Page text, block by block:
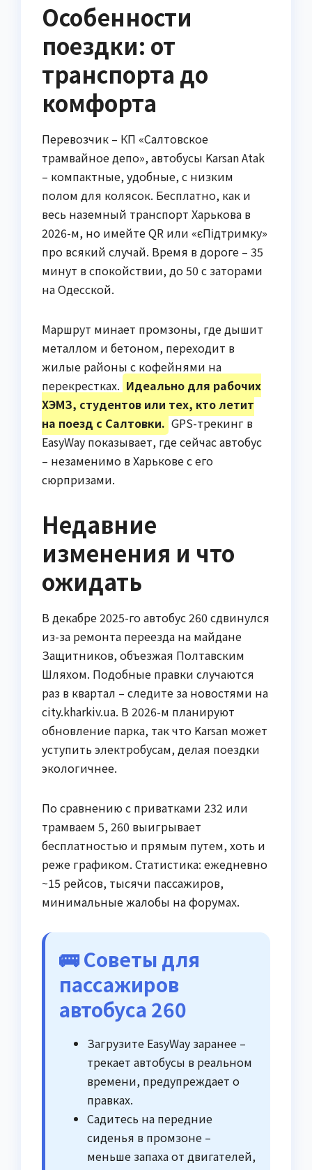
Особенности
поездки: от
транспорта до
комфорта
Перевозчик – КП «Салтовское
трамвайное депо», автобусы Karsan Atak
– компактные, удобные, с низким
полом для колясок. Бесплатно, как и
весь наземный транспорт Харькова в
2026-м, но имейте QR или «єПідтримку»
про всякий случай. Время в дороге – 35
минут в спокойствии, до 50 с заторами
на Одесской.
Маршрут минает промзоны, где дышит
металлом и бетоном, переходит в
жилые районы с кофейнями на
перекрестках. Идеально для рабочих
ХЭМЗ, студентов или тех, кто летит
на поезд с Салтовки. GPS-трекинг в
EasyWay показывает, где сейчас автобус
– незаменимо в Харькове с его
сюрпризами.
Недавние
изменения и что
ожидать
В декабре 2025-го автобус 260 сдвинулся
из-за ремонта переезда на майдане
Защитников, объезжая Полтавским
Шляхом. Подобные правки случаются
раз в квартал – следите за новостями на
city.kharkiv.ua. В 2026-м планируют
обновление парка, так что Karsan может
уступить электробусам, делая поездки
экологичнее.
По сравнению с приватками 232 или
трамваем 5, 260 выигрывает
бесплатностью и прямым путем, хоть и
реже графиком. Статистика: ежедневно
~15 рейсов, тысячи пассажиров,
минимальные жалобы на форумах.
🚌 Советы для
пассажиров
автобуса 260
Загрузите EasyWay заранее –
трекает автобусы в реальном
времени, предупреждает о
правках.
Садитесь на передние
сиденья в промзоне –
меньше запаха от двигателей,